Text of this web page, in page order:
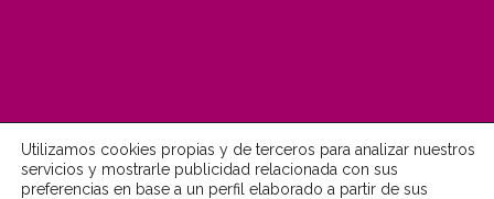
Utilizamos cookies propias y de terceros para analizar nuestros
servicios y mostrarle publicidad relacionada con sus
preferencias en base a un perfil elaborado a partir de sus